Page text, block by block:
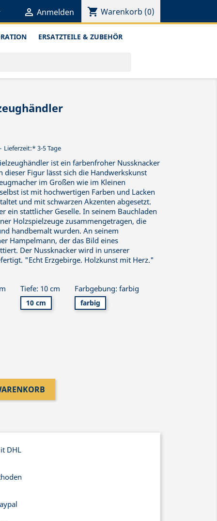
 Anmelden shopping_cart Warenkorb (0)
ERSATZTEILE & ZUBEHÖR
Lieferzeit:* 3-5 Tage
ist ein farbenfroher Nussknacker
dieser Figur lässt sich die Handwerkskunst
im Großen wie im Kleinen
ist mit hochwertigen Farben und Lacken
und mit schwarzen Akzenten abgesetzt.
ein stattlicher Geselle. In seinem Bauchladen
Holzspielzeuge zusammengetragen, die
handbemalt wurden. An seinem
Hampelmann, der das Bild eines
Der Nussknacker wird in unserer
"Echt Erzgebirge. Holzkunst mit Herz."
Tiefe: 10 cm
10 cm
Farbgebung: farbig
farbig
DHL